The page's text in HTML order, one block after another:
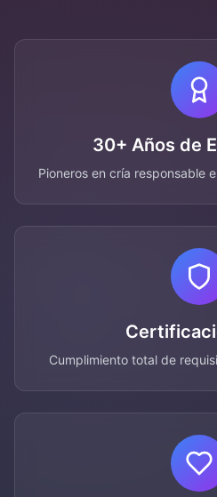
30+ Años de
Pioneros en cría responsable
Cumplimiento total de